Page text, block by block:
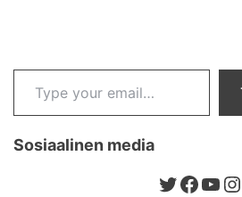
Type your email…
Sosiaalinen media
Twitter